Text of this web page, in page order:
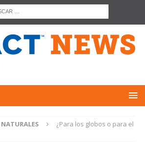
¿Para los globos o para el